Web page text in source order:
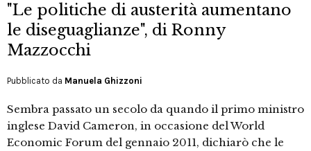
"Le politiche di austerità aumentano
le diseguaglianze", di Ronny
Mazzocchi
Pubblicato da Manuela Ghizzoni
Sembra passato un secolo da quando il primo ministro
inglese David Cameron, in occasione del World
Economic Forum del gennaio 2011, dichiarò che le